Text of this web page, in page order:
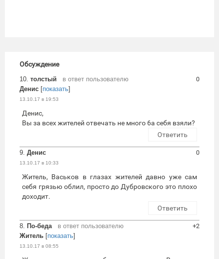
Обсуждение
10. толстый
в ответ пользователю
Денис [показать]
13.10.17 в 19:53
0
Денис,
Вы за всех жителей отвечать не много 6а себя взяли?
Ответить
9. Денис
13.10.17 в 10:33
0
Житель, Васьков в глазах жителей давно уже сам
себя грязью облил, просто до Дубровского это плохо
доходит.
Ответить
8. По-беда
в ответ пользователю
Житель [показать]
13.10.17 в 08:55
+2